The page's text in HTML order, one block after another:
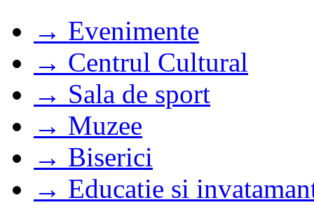
→ Evenimente
→ Centrul Cultural
→ Sala de sport
→ Muzee
→ Biserici
→ Educatie si